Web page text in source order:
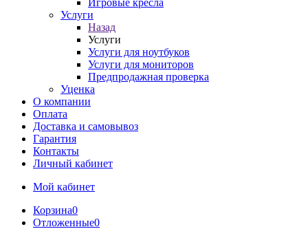
Игровые кресла
Услуги
Назад
Услуги
Услуги для ноутбуков
Услуги для мониторов
Предпродажная проверка
Уценка
О компании
Оплата
Доставка и самовывоз
Гарантия
Контакты
Личный кабинет
Мой кабинет
Корзина0
Отложенные0